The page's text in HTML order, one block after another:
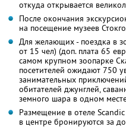
откуда открывается
После окончания
на посещение музеев
Для желающих - поездка в
от 15 чел) (доп. плата 65
самом крупном зоопарке
посетителей ожидают 750
занимательных
обитателей джунглей,
земного шара в одном
Размещение в отеле
в центре бронируются за